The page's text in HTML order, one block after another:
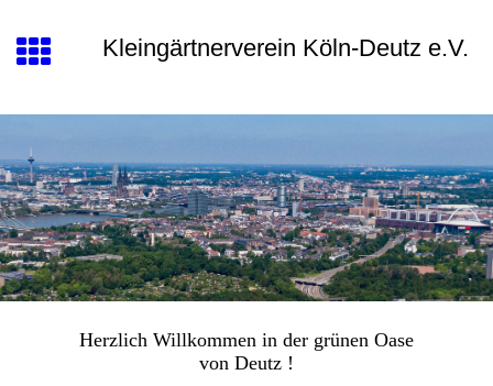
Kleingärtnerverein Köln-Deutz e.V.
Herzlich Willkommen in der grünen Oase
von Deutz !